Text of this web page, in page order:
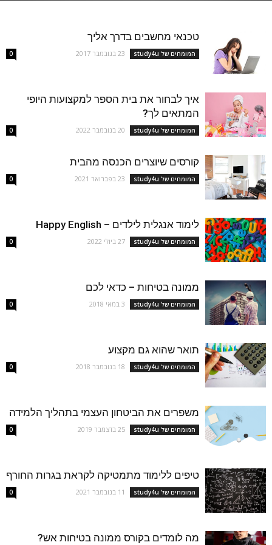
טכנאי מחשבים בדרך אליך
המומחים של study4u 23 בנובמבר 2017 0
איך לבחור את בית הספר למקצועות היופי
המתאים לך?
המומחים של study4u 20 בנובמבר 2022 0
קורסים שיוצרים הכנסה מהבית
המומחים של study4u 23 בפברואר 2021 0
לימוד אנגלית לילדים – Happy English
המומחים של study4u 27 ביולי 2022 0
ממונה בטיחות – כדאי לכם
המומחים של study4u 3 במאי 2018 0
תואר שהוא גם מקצוע
המומחים של study4u 18 בנובמבר 2018 0
משפרים את הביטחון העצמי בתהליך הלמידה
המומחים של study4u 25 בדצמבר 2019 0
טיפים ללימוד מתמטיקה לקראת בגרות החורף
המומחים של study4u 11 בנובמבר 2021 0
מה לומדים בקורס ממונה בטיחות אש?